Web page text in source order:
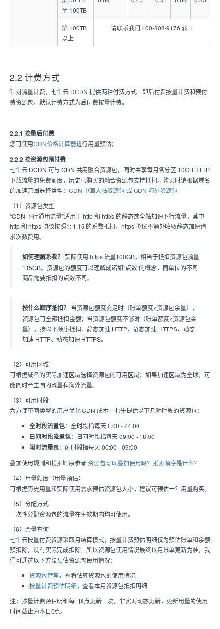
至 100TB
第 100TB
以上
请联系我们 400-808-9176 转 1
2.2 计费方式
针对流量计费，七牛云 DCDN 提供两种付费方式，即后付费按量计费和预付
费资源包，默认计费方式为后付费按量计费。
2.2.1 按量后付费
您可使用CDN价格计算器进行用量预估；
2.2.2 按资源包预付费
七牛云 DCDN 可与 CDN 共用融合资源包，同时共享每月各分区 10GB HTTP
下载流量的免费额度，历史已购买的融合资源包支持抵扣。购买时请根据域名
的加速范围选择类型： CDN 中国大陆资源包或CDN 海外资源包
（1）资源包类型
“CDN 下行通用流量”适用于 http 和 https 的静态或全站加速下行流量，其中
http 和 https 协议按照1: 1.15 的系数抵扣，https 协议不额外收取静态加速请
求次数费用。
如何理解系数？ 实际使用 https 流量100GB，相当于抵扣资源包流量
115GB。资源包的额度可以理解成诸如“点数”的概念，同单位的不同
商品需要抵扣的点数不同。
按什么顺序抵扣？ 当资源包额度充足时（账单额度<资源包余量），
资源包可全部抵扣金额；当资源包额度不够时（账单额度<资源包余
量），按以下顺序抵扣：静态加速 HTTP、静态加速 HTTPS、动态
加速 HTTP、动态加速 HTTPS。
（2）可用区域
可根据域名的实际加速区域选择资源包的可用区域；如果加速区域为全球，可
能同时产生国内流量和海外流量。
（3）可用时段
为方便不同类型的用户优化 CDN 成本，七牛提供以下几种时段的资源包：
全时段流量包：全时段指每天 0:00 - 24:00
日间时段流量包：日间时段指每天 09:00 - 18:00
闲时流量包：闲时段指每天 00:00 - 09:00
叠加使用规则和抵扣顺序参考资源包可以叠加使用吗？抵扣顺序是什么？
（4）用量额度（用量预估）
可根据历史用量和实际使用需求预估资源包大小，建议可预估一年用量购买。
（5）分配方式
一次性分配资源包的流量在生效期内均可使用。
（6）余量查询
七牛云按量付费资源采取月结算模式，按量计费预估明细仅为预估账单和余额
预扣除，没有实际完成扣除，所以资源包使用情况最终以月账单更新为准，我
们可通过以下方法预估资源包使用情况：
资源包管理，查看估算资源包的使用情况
按量计费预估明细，查看本月资源包抵扣明细
注：按量计费预估明细每日8点更新一次，非实时动态更新，更新用量的使用
时间截止为本日0点。